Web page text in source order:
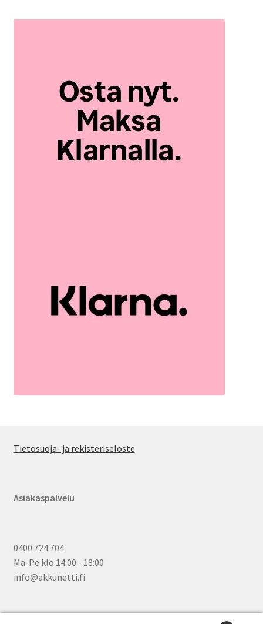
Tietosuoja- ja rekisteriseloste
Asiakaspalvelu
0400 724 704
Ma-Pe klo 14:00 - 18:00
info@akkunetti.fi